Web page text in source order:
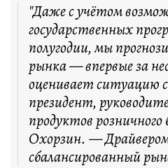
"Даже с учётом
государственных
полугодии, мы
рынка — впервые за
оценивает ситуацию
президент,
продуктов
Охорзин. —
сбалансированный